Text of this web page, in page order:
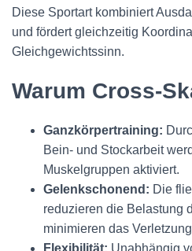
Diese Sportart kombiniert
und fördert gleichzeitig
Gleichgewichtssinn.
Warum Cross-
Ganzkörpertraining:
Bein- und Stockarbeit
Muskelgruppen aktiviert.
Gelenkschonend: Die
reduzieren die Belastung
minimieren das
Flexibilität: Unabhängig